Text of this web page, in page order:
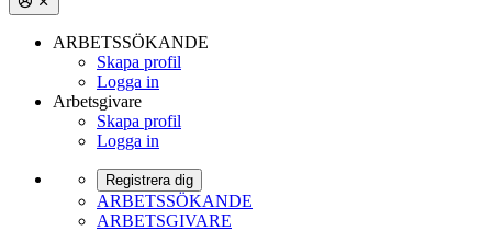
ARBETSSÖKANDE
Skapa profil
Logga in
Arbetsgivare
Skapa profil
Logga in
Registrera dig
ARBETSSÖKANDE
ARBETSGIVARE